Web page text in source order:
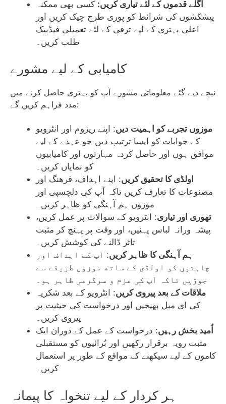
اگلے قدموں کے لئے تیاری کریں: کسی بھی ممکنہ
پیشکشوں کی شرائط کو پوری طرح چیک کریں اور
اعلی بہتری کے لیے ترقی کے لئے تعمیلی فیڈبیک
طلب کریں۔
کامیابی کے لیے مشورے
نیچے دیے گئے معلوماتی مشورے آپ کو بہتری حاصل کرنے میں
مدد فراہم کریں گے:
موزوں تجربے کو اہمیت دیں: اپنے ریزوم اور انٹرویو
کے جوابات کو ایسا ترتیب دیں جو عہدے کے لیے
موافق ہوں اور حاصل کردہ مہارتوں اور کامیابیوں
کو نمایاں کریں۔
اولڈی کا تحقیق کریں: اپنے اہداف، فرهنگ اور
مصنوعات کا تعارف کریں تاکہ آپ کی دلچسپی اور
موزوں ہم آہنگی کو ظاہر کریں۔
تھوری اور تیاری: انٹرویو کے سوالات پر عمل کریں،
پیشہ ورانہ لباس پہنیں، اور وقت پر پہنچ کر مثبت
تاثر ڈالنے کی کوشش کریں۔
ہم آہنگی کا ظاہر کریں: آپ کے اہداف اور
چاہتوں کو اولڈی کے ساتھ موزوں طریقے سے
جوڑیں تاکہ آپ کی عزم و سرگرمی ظاہر ہو۔
ملاقات کے بعد پیروی کریں: انٹرویو کے بعد شکریہ
کی ای میل بھیجیں اور درخواست کی حیثیت پر
پیروی کریں۔
اُمید بخش رہیں: درخواست کے عمل کے دوران ایک
مثبت رویہ برقرار رکھیں اور بُرائیوں کو مستقبلی
کاموں کے لیے سیکھنے کے مواقع کے طور پر استعمال
کریں۔
ہر کردار کے لیے تنخواہ کا پیمانہ